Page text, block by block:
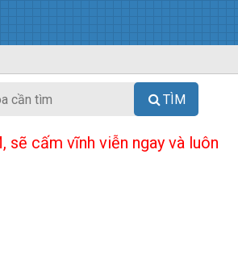
TÌM
sẽ cấm vĩnh viễn ngay và luôn